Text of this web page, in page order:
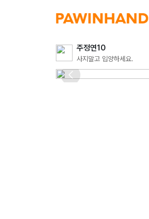
주정연10
사지말고 입양하세요.